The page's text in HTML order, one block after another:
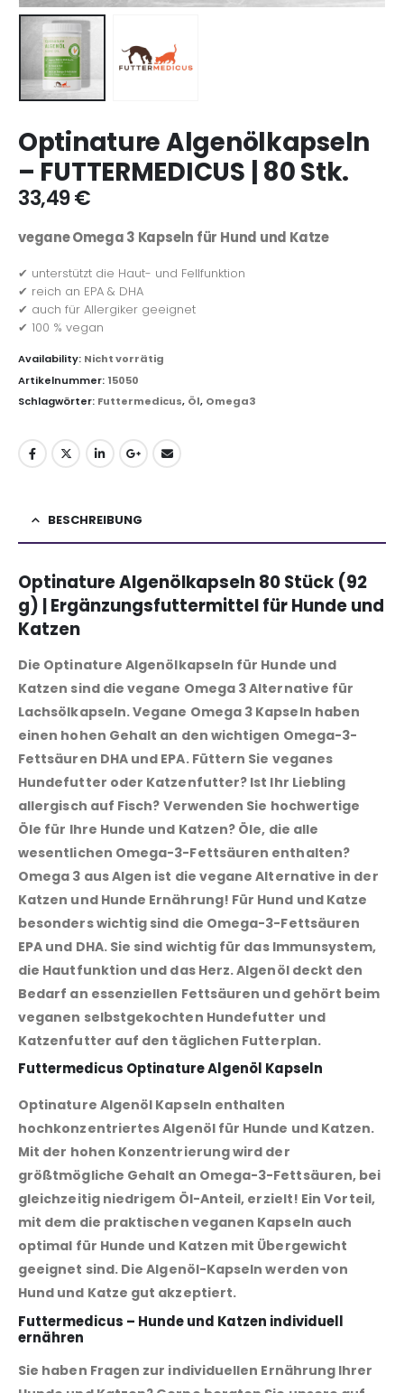
Optinature Algenölkapseln
– FUTTERMEDICUS | 80 Stk.
33,49€
vegane Omega 3 Kapseln für Hund und Katze
✔ unterstützt die Haut- und Fellfunktion
✔ reich an EPA & DHA
✔ auch für Allergiker geeignet
✔ 100 % vegan
Availability: Nicht vorrätig
Artikelnummer: 15050
Schlagwörter: Futtermedicus, Öl, Omega3
BESCHREIBUNG
Optinature Algenölkapseln 80 Stück (92
g) | Ergänzungsfuttermittel für Hunde und
Katzen
Die Optinature Algenölkapseln für Hunde und
Katzen sind die vegane Omega 3 Alternative für
Lachsölkapseln. Vegane Omega 3 Kapseln haben
einen hohen Gehalt an den wichtigen Omega-3-
Fettsäuren DHA und EPA. Füttern Sie veganes
Hundefutter oder Katzenfutter? Ist Ihr Liebling
allergisch auf Fisch? Verwenden Sie hochwertige
Öle für Ihre Hunde und Katzen? Öle, die alle
wesentlichen Omega-3-Fettsäuren enthalten?
Omega 3 aus Algen ist die vegane Alternative in der
Katzen und Hunde Ernährung! Für Hund und Katze
besonders wichtig sind die Omega-3-Fettsäuren
EPA und DHA. Sie sind wichtig für das Immunsystem,
die Hautfunktion und das Herz. Algenöl deckt den
Bedarf an essenziellen Fettsäuren und gehört beim
veganen selbstgekochten Hundefutter und
Katzenfutter auf den täglichen Futterplan.
Futtermedicus Optinature Algenöl Kapseln
Optinature Algenöl Kapseln enthalten
hochkonzentriertes Algenöl für Hunde und Katzen.
Mit der hohen Konzentrierung wird der
größtmögliche Gehalt an Omega-3-Fettsäuren, bei
gleichzeitig niedrigem Öl-Anteil, erzielt! Ein Vorteil,
mit dem die praktischen veganen Kapseln auch
optimal für Hunde und Katzen mit Übergewicht
geeignet sind. Die Algenöl-Kapseln werden von
Hund und Katze gut akzeptiert.
Futtermedicus – Hunde und Katzen individuell
ernähren
Sie haben Fragen zur individuellen Ernährung Ihrer